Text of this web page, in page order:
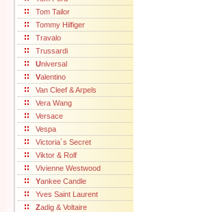
Tom Tailor
Tommy Hilfiger
Travalo
Trussardi
Universal
Valentino
Van Cleef & Arpels
Vera Wang
Versace
Vespa
Victoria´s Secret
Viktor & Rolf
Vivienne Westwood
Yankee Candle
Yves Saint Laurent
Zadig & Voltaire